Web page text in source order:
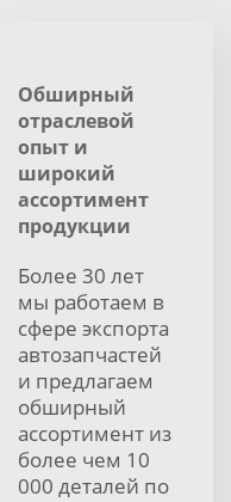
Обширный
отраслевой
опыт и
широкий
ассортимент
продукции
Более 30 лет
мы работаем в
сфере экспорта
автозапчастей
и предлагаем
обширный
ассортимент из
более чем 10
000 деталей по